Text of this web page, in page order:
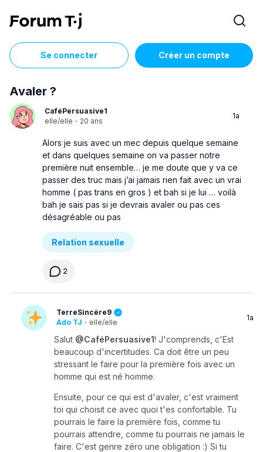
Se connecter Créer un compte
Avaler ?
CaféPersuasive1
elle/elle · 20 ans
1a
Alors je suis avec un mec depuis quelque semaine
et dans quelques semaine on va passer notre
première nuit ensemble… je me doute que y va ce
passer des truc mais j’ai jamais rien fait avec un vrai
homme ( pas trans en gros ) et bah si je lui … voilà
bah je sais pas si je devrais avaler ou pas ces
désagréable ou pas
Relation sexuelle
2
TerreSincère9
Ado TJ · elle/elle
1a
Salut @CaféPersuasive1! J'comprends, c'Est
beaucoup d'incertitudes. Ca doit être un peu
stressant le faire pour la première fois avec un
homme qui est né homme.
Ensuite, pour ce qui est d'avaler, c'est vraiment
toi qui choisit ce avec quoi t'es confortable. Tu
pourrais le faire la première fois, comme tu
pourrais attendre, comme tu pourrais ne jamais le
faire. C'est genre zéro une obligation :) Si tu